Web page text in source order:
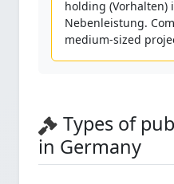
holding (Vorhalten)
Nebenleistung.
medium-sized
Types of
in Germany